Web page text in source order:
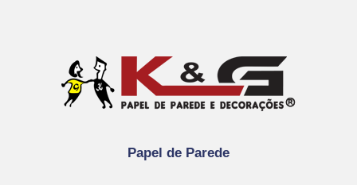
Papel de Parede